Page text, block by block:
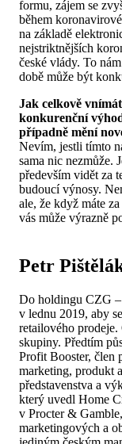
formu, zájem se
během
na základě
nejstriktnějších
české vlády. To
době může být
Jak celkově
konkurenční
případně mění
Nevím, jestli tímto
sama nic nezmůže.
především vidět za
budoucí výnosy.
ale, že když máte
vás může výrazně
Petr
Do holdingu CZG
v lednu 2019, aby
retailového
skupiny. Předtím
Profit Booster, člen
marketing, produkt
představenstva a
který uvedl Home
v Procter &
marketingových a